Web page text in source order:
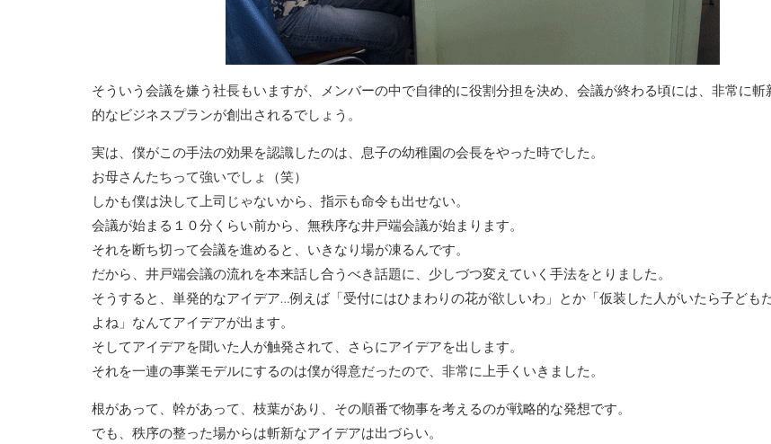
そういう会議を嫌う社長もいますが、メンバーの中で自律的に役割分担を決め、会議が終わる頃には、非常に斬
的なビジネスプランが創出されるでしょう。
実は、僕がこの手法の効果を認識したのは、息子の幼稚園の会長をやった時でした。
お母さんたちって強いでしょ（笑）
しかも僕は決して上司じゃないから、指示も命令も出せない。
会議が始まる１０分くらい前から、無秩序な井戸端会議が始まります。
それを断ち切って会議を進めると、いきなり場が凍るんです。
だから、井戸端会議の流れを本来話し合うべき話題に、少しづつ変えていく手法をとりました。
そうすると、単発的なアイデア…例えば「受付にはひまわりの花が欲しいわ」とか「仮装した人がいたら子ども
よね」なんてアイデアが出ます。
そしてアイデアを聞いた人が触発されて、さらにアイデアを出します。
それを一連の事業モデルにするのは僕が得意だったので、非常に上手くいきました。
根があって、幹があって、枝葉があり、その順番で物事を考えるのが戦略的な発想です。
でも、秩序の整った場からは斬新なアイデアは出づらい。